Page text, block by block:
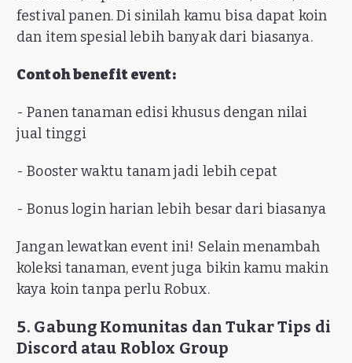
festival panen. Di sinilah kamu bisa dapat koin
dan item spesial lebih banyak dari biasanya.
Contoh benefit event:
- Panen tanaman edisi khusus dengan nilai
jual tinggi
- Booster waktu tanam jadi lebih cepat
- Bonus login harian lebih besar dari biasanya
Jangan lewatkan event ini! Selain menambah
koleksi tanaman, event juga bikin kamu makin
kaya koin tanpa perlu Robux.
5. Gabung Komunitas dan Tukar Tips di
Discord atau Roblox Group